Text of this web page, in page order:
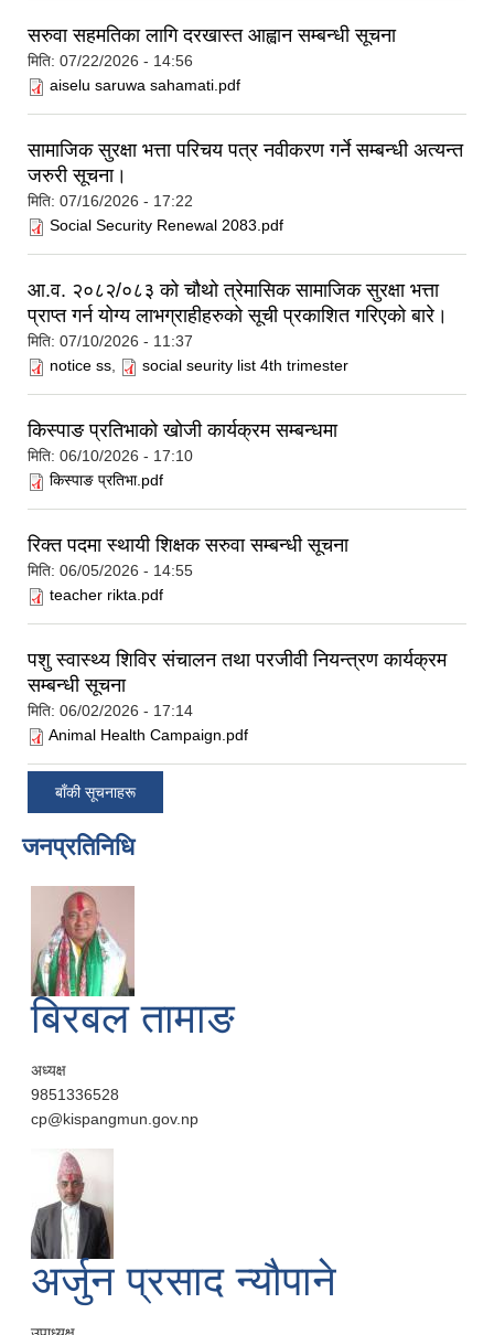
सरुवा सहमतिका लागि दरखास्त आह्वान सम्बन्धी सूचना
मिति: 07/22/2026 - 14:56
aiselu saruwa sahamati.pdf
सामाजिक सुरक्षा भत्ता परिचय पत्र नवीकरण गर्ने सम्बन्धी अत्यन्त
जरुरी सूचना।
मिति: 07/16/2026 - 17:22
Social Security Renewal 2083.pdf
आ.व. २०८२/०८३ को चौथो त्रेमासिक सामाजिक सुरक्षा भत्ता
प्राप्त गर्न योग्य लाभग्राहीहरुको सूची प्रकाशित गरिएको बारे।
मिति: 07/10/2026 - 11:37
notice ss, social seurity list 4th trimester
किस्पाङ प्रतिभाको खोजी कार्यक्रम सम्बन्धमा
मिति: 06/10/2026 - 17:10
किस्पाङ प्रतिभा.pdf
रिक्त पदमा स्थायी शिक्षक सरुवा सम्बन्धी सूचना
मिति: 06/05/2026 - 14:55
teacher rikta.pdf
पशु स्वास्थ्य शिविर संचालन तथा परजीवी नियन्त्रण कार्यक्रम
सम्बन्धी सूचना
मिति: 06/02/2026 - 17:14
Animal Health Campaign.pdf
बाँकी सूचनाहरू
जनप्रतिनिधि
बिरबल तामाङ
अध्यक्ष
9851336528
cp@kispangmun.gov.np
अर्जुन प्रसाद न्यौपाने